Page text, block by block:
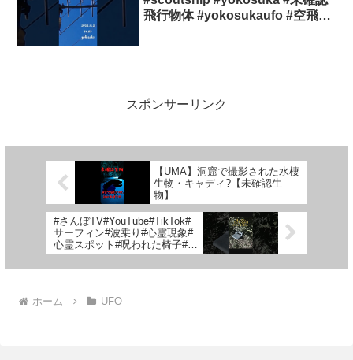
飛行物体 #yokosukaufo #空飛ぶ
スポンサーリンク
【UMA】洞窟で撮影された水棲
生物・キャディ?【未確認生
物】
#さんぼTV#YouTube#TikTok#
サーフィン#波乗り#心霊現象#
心霊スポット#呪われた椅子#廃
墟#椅子#イス#絶対に座っては
いけない#呪術廻戦#妖怪
ホーム UFO